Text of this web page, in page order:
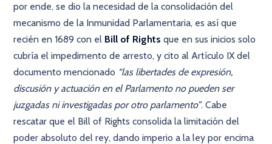
por ende, se dio la necesidad de la consolidación del
mecanismo de la Inmunidad Parlamentaria, es así que
recién en 1689 con el Bill of Rightsque en sus inicios solo
cubría el impedimento de arresto, y cito al Artículo IX del
documento mencionado “las libertades de expresión,
discusión y actuación en el Parlamento no pueden ser
juzgadas ni investigadas por otro parlamento”. Cabe
rescatar que el Bill of Rights consolida la limitación del
poder absoluto del rey, dando imperio a la ley por encima